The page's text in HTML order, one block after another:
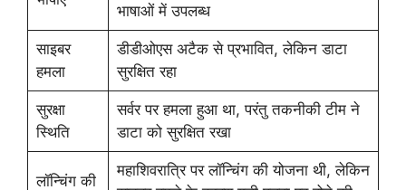
भाषाओं में उपलब्ध
साइबर
हमला
डीडीओएस अटैक से प्रभावित, लेकिन डाटा
सुरक्षित रहा
सुरक्षा
स्थिति
सर्वर पर हमला हुआ था, परंतु तकनीकी टीम ने
डाटा को सुरक्षित रखा
लॉन्चिंग की
महाशिवरात्रि पर लॉन्चिंग की योजना थी, लेकिन